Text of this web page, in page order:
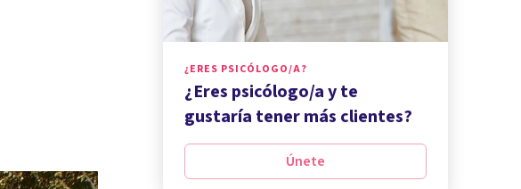
¿ERES PSICÓLOGO/A?
¿Eres psicólogo/a y te
gustaría tener más clientes?
Únete